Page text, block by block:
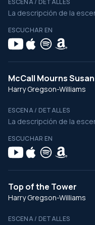
ESCENA / DETALLES
La descripción de la
ESCUCHAR EN
McCall Mourns Susan
Harry Gregson-Williams
ESCENA / DETALLES
La descripción de la
ESCUCHAR EN
Top of the Tower
Harry Gregson-Williams
ESCENA / DETALLES